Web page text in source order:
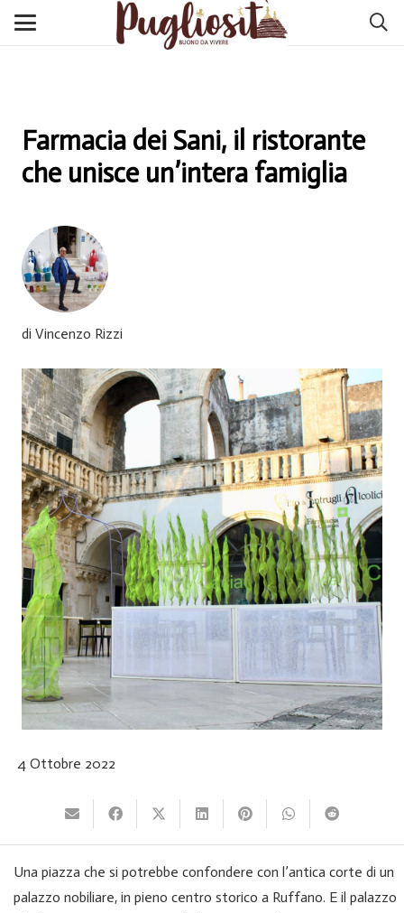
Farmacia dei Sani, il ristorante
che unisce un’intera famiglia
di Vincenzo Rizzi
4 Ottobre 2022
Una piazza che si potrebbe confondere con l’antica corte di un
palazzo nobiliare, in pieno centro storico a Ruffano. E il palazzo